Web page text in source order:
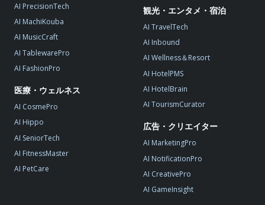
AI PrecisionTech
AI MachiKouba
AI MusicCraft
AI TablewarePro
AI FashionPro
医療・ウェルネス
AI CosmePro
AI Hippo
AI SeniorTech
AI FitnessMaster
AI PetCare
観光・エンタメ・宿泊
AI TravelTech
AI Inbound
AI Wellness＆Resort
AI HotelPMS
AI HotelBrain
AI TourismCurator
広告・クリエイター
AI MarketingPro
AI NotificationPro
AI CreativePro
AI GameInsight